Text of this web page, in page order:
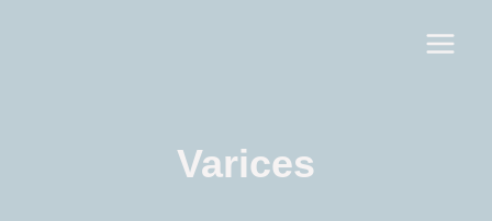
Varices